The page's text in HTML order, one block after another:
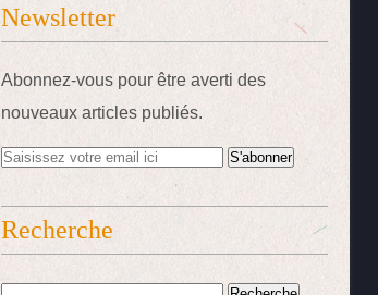
Newsletter
Abonnez-vous pour être averti des
nouveaux articles publiés.
Recherche